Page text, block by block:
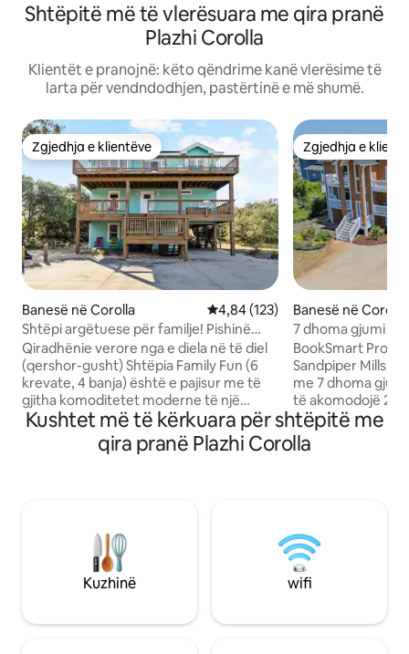
Shtëpitë më të vlerësuara me qira pranë
Plazhi Corolla
Klientët e pranojnë: këto qëndrime kanë vlerësime të
larta për vendndodhjen, pastërtinë e më shumë.
Zgjedhja e klientëve
Zgjedhja e klientëve
Banesë në Corolla Vlerësimi mesatar 4,84 nga 5,
4,84 (123)
Shtëpi argëtuese për familje! Pishinë
private dhe shëtitje në plazh
Qiradhënie verore nga e diela në të diel
(qershor-gusht) Shtëpia Family Fun (6
krevate, 4 banja) është e pajisur me të
gjitha komoditetet moderne të një
shtëpie, duke përfshirë 7 televizorë me
ekran të sheshtë, televizion kabllor, Wi-Fi
dhe 2 vaska xhakuzi! Edhe të vegjlit e tu
minutëshe deri në plazh, drejt e poshtë
një rruge të lagjes. Biçikleta të
ndryshme, karrige plazhi, karrocë, lojëra,
lodra pishine, të gjitha janë të përfshira
Zgjedhja e
Zgjedhja e
Banesë në Corolla
7 dhoma gjumi
volejboll, pak
BookSmart
Sandpiper Mills!
me 7 dhoma
të akomodojë 20
pishinë private
mundësi
hidromasazh dhe
oborr plotësisht
dhe të
200 metra larg
Beach, kështu që
tënd të ardhshëm
Kushtet më të kërkuara për shtëpitë me
qira pranë Plazhi Corolla
Kuzhinë wifi